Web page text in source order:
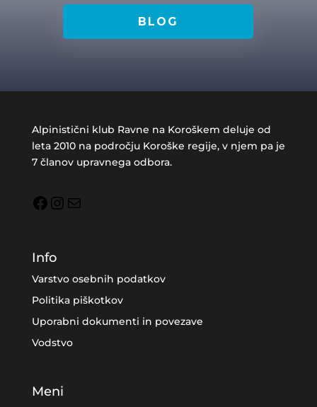
BLOG
Alpinistični klub Ravne na Koroškem deluje od
leta 2010 na področju Koroške regije, v njem pa je
7 članov upravnega odbora.
Facebook
Instagram
Info
Varstvo osebnih podatkov
Politika piškotkov
Uporabni dokumenti in povezave
Vodstvo
Meni